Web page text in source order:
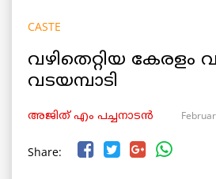
CASTE
വഴിതെറ്റിയ കേരളം
വടയമ്പാടി
അജിത്‌ എം പച്ചനാടന്‍
Share: